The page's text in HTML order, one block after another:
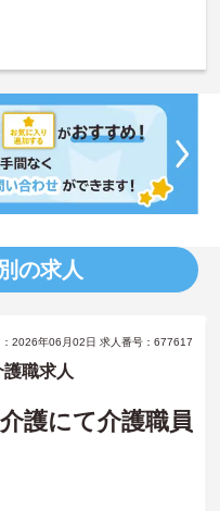
の求人
：2026年06月02日 求人番号：677617
職求人
護にて介護職員